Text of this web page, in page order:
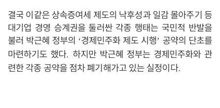
결국 이같은 상속증여세 제도의 낙후성과 일감 몰아주기 등
대기업 경영 승계권을 둘러싼 각종 행태는 국민적 반발을
불러 박근혜 정부의 ‘경제민주화 제도 시행’ 공약의 단초를
마련하기도 했다. 하지만 박근혜 정부는 경제민주화와 관
련한 각종 공약을 점차 폐기해가고 있는 실정이다.